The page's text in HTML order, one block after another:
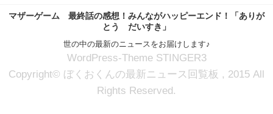
マザーゲーム 最終話の感想！みんながハッピーエンド！「ありが
とう だいすき」
世の中の最新のニュースをお届けします♪
WordPress-Theme STINGER3
Copyright© ぼくおくんの最新ニュース回覧板 , 2015 All
Rights Reserved.